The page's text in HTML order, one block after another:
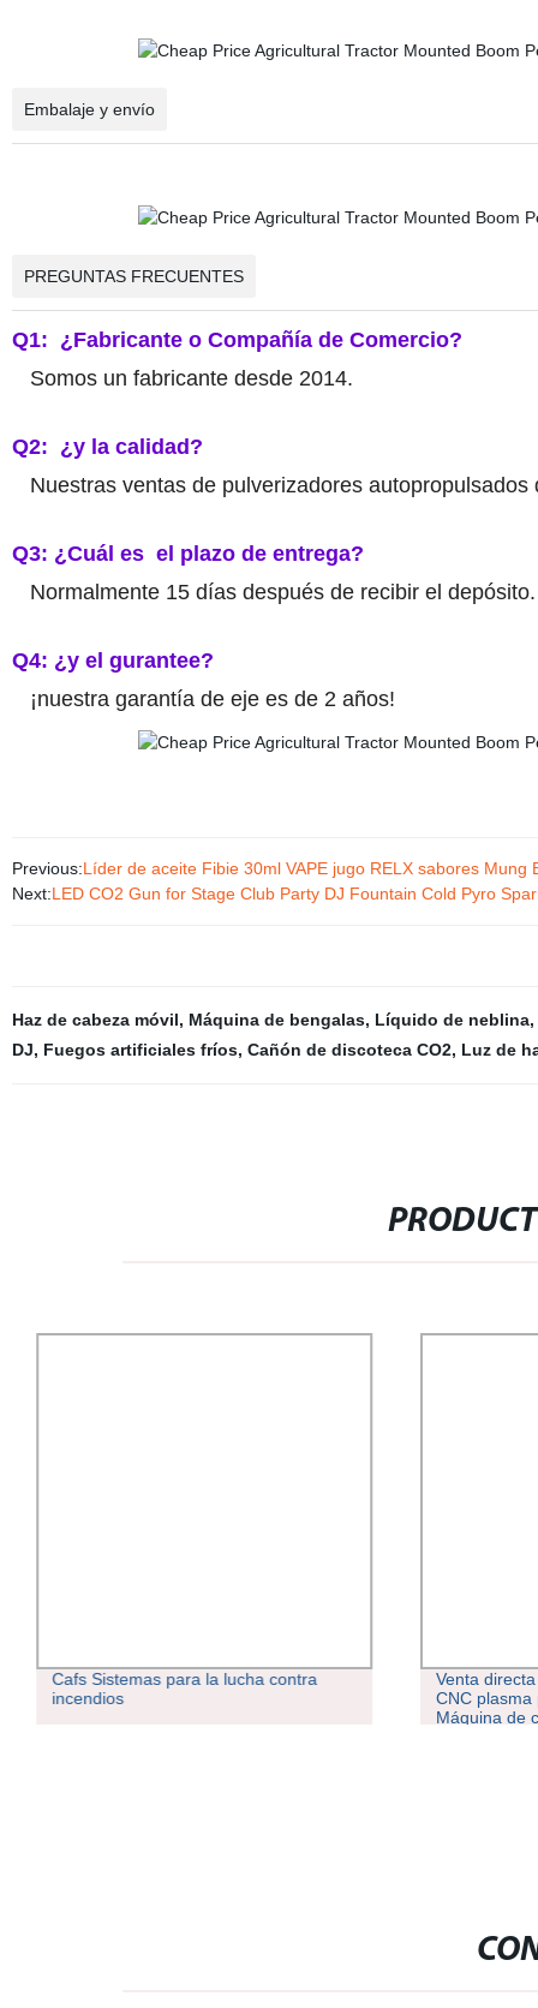
Embalaje y envío
PREGUNTAS FRECUENTES
Q1: ¿Fabricante o Compañía de Comercio?
Somos un fabricante desde 2014.
Q2: ¿y la calidad?
Nuestras ventas de pulverizadores
Q3: ¿Cuál es el plazo de entrega?
Normalmente 15 días después de recibir el depósito.
Q4: ¿y el gurantee?
¡nuestra garantía de eje es de 2 años!
Previous:Líder de aceite Fibie 30ml VAPE jugo RELX sabores
Next:LED CO2 Gun for Stage Club Party DJ Fountain Cold Pyro
Haz de cabeza móvil, Máquina de bengalas, Líquido de neblina,
DJ, Fuegos artificiales fríos, Cañón de discoteca CO2, Luz de
Cafs Sistemas para la lucha contra
incendios
Venta
CNC plasma
Máquina de